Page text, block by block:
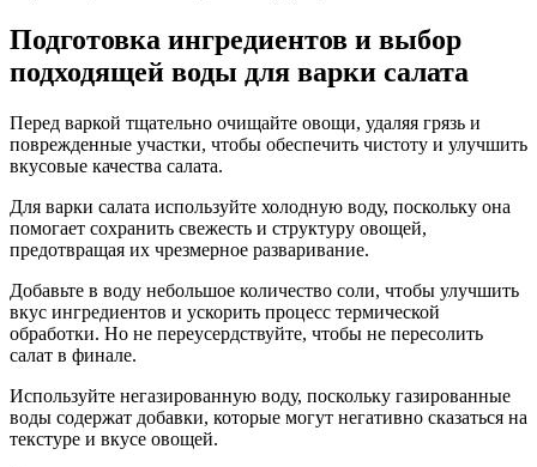
Подготовка ингредиентов и выбор
подходящей воды для варки салата
Перед варкой тщательно очищайте овощи, удаляя грязь и
поврежденные участки, чтобы обеспечить чистоту и улучшить
вкусовые качества салата.
Для варки салата используйте холодную воду, поскольку она
помогает сохранить свежесть и структуру овощей,
предотвращая их чрезмерное разваривание.
Добавьте в воду небольшое количество соли, чтобы улучшить
вкус ингредиентов и ускорить процесс термической
обработки. Но не переусердствуйте, чтобы не пересолить
салат в финале.
Используйте негазированную воду, поскольку газированные
воды содержат добавки, которые могут негативно сказаться на
текстуре и вкусе овощей.